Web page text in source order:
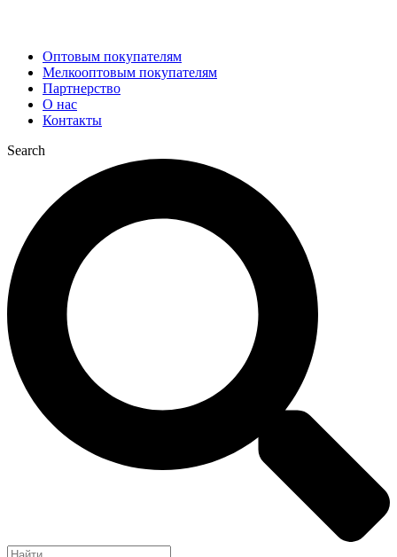
Оптовым покупателям
Мелкооптовым покупателям
Партнерство
О нас
Контакты
Search